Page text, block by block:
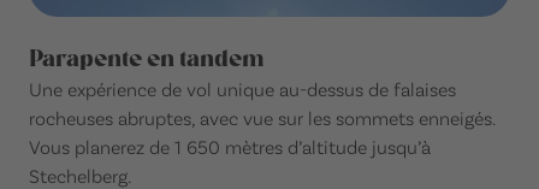
Parapente en tandem
Une expérience de vol unique au-dessus de falaises
rocheuses abruptes, avec vue sur les sommets enneigés.
Vous planerez de 1 650 mètres d’altitude jusqu’à
Stechelberg.